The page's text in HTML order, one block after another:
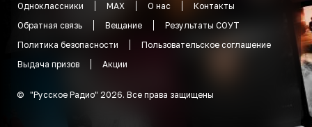
Одноклассники
MAX О нас
Контакты
Обратная связь
Вещание
Результаты СОУТ
Политика безопасности
Пользовательское соглашение
Выдача призов
Акции
© "Русское Радио" 2026. Все права защищены